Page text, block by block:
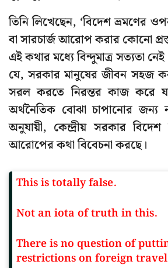
তিনি লিখেছেন, ‘বিদেশ
বা সারচার্জ আরোপ করার কোনো
এই কথার মধ্যে বিন্দুমাত্র সত্যতা
যে, সরকার মানুষের জীবন সহজ
সরল করতে নিরন্তর কাজ করে
অর্থনৈতিক বোঝা চাপানোর জন্য
অনুযায়ী, কেন্দ্রীয় সরকার
আরোপের কথা বিবেচনা করছে।
This is totally false.
Not an iota of truth in this.
There is no question of
restrictions on foreign